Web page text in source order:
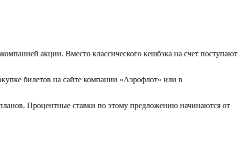
акции. Вместо классического кешбэка на счет поступают
билетов на сайте компании «Аэрофлот» или в
Процентные ставки по этому предложению начинаются от